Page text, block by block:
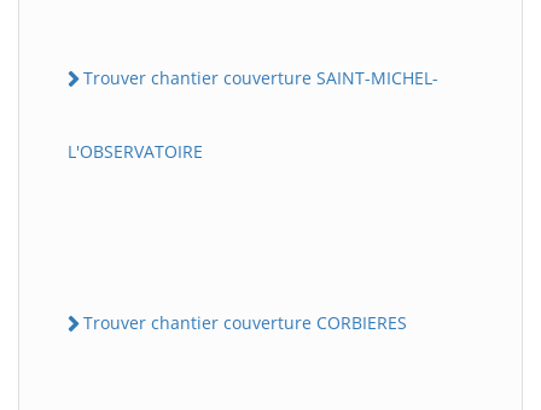
Trouver chantier couverture SAINT-MICHEL-
L'OBSERVATOIRE
Trouver chantier couverture CORBIERES